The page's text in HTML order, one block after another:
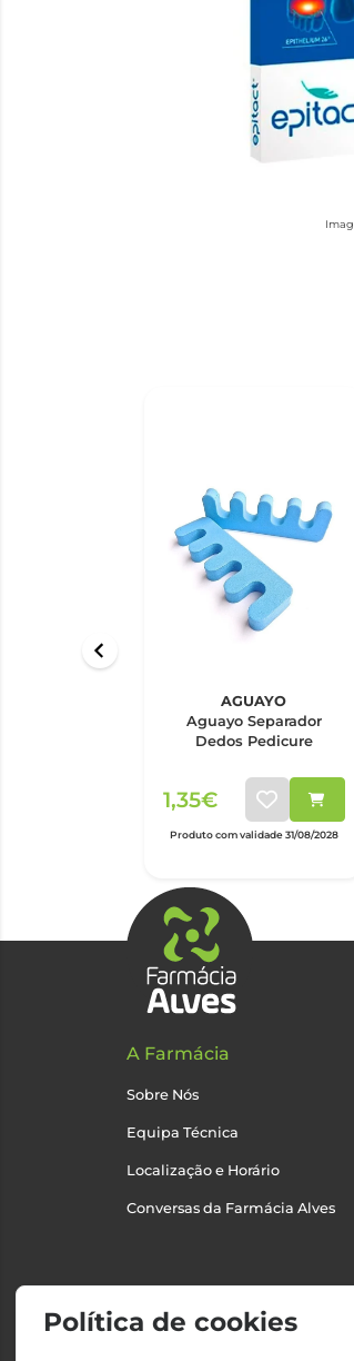
AGUAYO
Aguayo Separador
Dedos Pedicure
1,35€
Produto com validade 31/08/2028
A Farmácia
Sobre Nós
Equipa Técnica
Localização e Horário
Conversas da Farmácia Alves
Política de cookies